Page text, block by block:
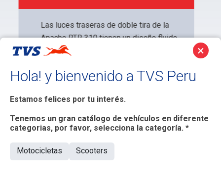
×
Hola! y bienvenido a TVS Peru
Estamos felices por tu interés.
Tenemos un gran catálogo de vehículos en diferente
categorias, por favor, selecciona la categoría. *
Motocicletas Scooters